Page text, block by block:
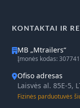
KONTAKTAI IR
MB „Mtrailers“
Įmonės kodas:
Ofiso adresas
Laisvės al. 85E-5,
Fizinės parduotuvės